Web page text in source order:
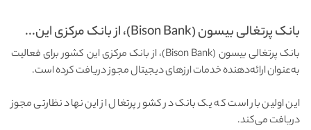
بانک پرتغالی بیسون (Bison Bank)، از بانک مرکزی این...
بانک پرتغالی بیسون (Bison Bank)، از بانک مرکزی این کشور برای فعالیت
به‌عنوان ارائه‌دهنده خدمات ارزهای دیجیتال مجوز دریافت کرده است.
این اولین بار است که یک بانک در کشور پرتغال از این نهاد نظارتی مجوز
دریافت می‌کند.